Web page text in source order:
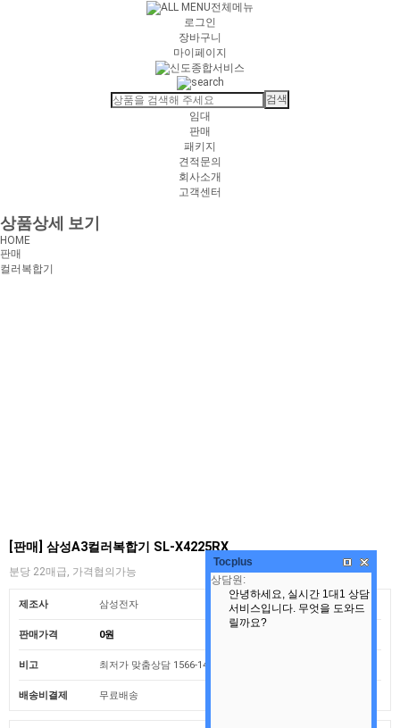
전체메뉴
로그인
장바구니
마이페이지
임대
판매
패키지
견적문의
회사소개
고객센터
상품상세 보기
HOME
판매
컬러복합기
[판매] 삼성A3컬러복합기 SL-X4225RX
분당 22매급, 가격협의가능
제조사 삼성전자
판매가격 0원
비고 최저가 맞춤상담 1566-1454
배송비결제 무료배송
Tocplus